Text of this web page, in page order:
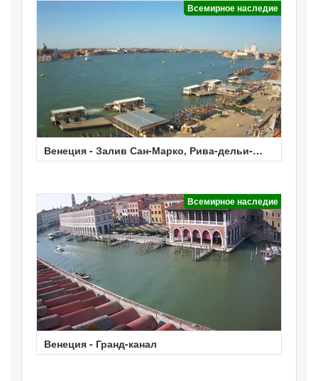
Всемирное наследие
Венеция - Залив Сан-Марко, Рива-дельи-
Скьявони
Всемирное наследие
Венеция - Гранд-канал